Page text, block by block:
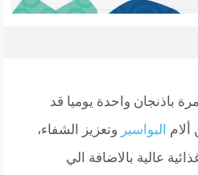
باذنجان واحدة يوميا قد
البواسير وتعزيز الشفاء،
عالية بالاضافة الي